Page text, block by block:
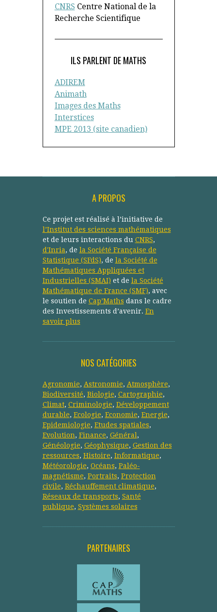
CNRS Centre National de la
Recherche Scientifique
ILS PARLENT DE MATHS
ADIREM
Animath
Images des Maths
Interstices
MPE 2013 (site canadien)
A PROPOS
Ce projet est réalisé à l’initiative de
l’Institut des sciences mathématiques
et de leurs interactions du CNRS,
d'Inria, de la Société Française de
Statistique (SFdS), de la Société de
Mathématiques Appliquées et
Industrielles (SMAI) et de la Société
Mathématique de France (SMF), avec
le soutien de Cap’Maths dans le cadre
des Investissements d’avenir. En
savoir plus
NOS CATÉGORIES
Agronomie, Astronomie, Atmosphère,
Biodiversité, Biologie, Cartographie,
Climat, Criminologie, Développement
durable, Ecologie, Economie, Energie,
Epidemiologie, Etudes spatiales,
Evolution, Finance, Général ,
Généologie, Géophysique, Gestion des
ressources, Histoire, Informatique,
Météorologie, Océans, Paléo-
magnétisme, Portraits, Protection
civile, Réchauffement climatique,
Réseaux de transports, Santé
publique, Systèmes solaires
PARTENAIRES